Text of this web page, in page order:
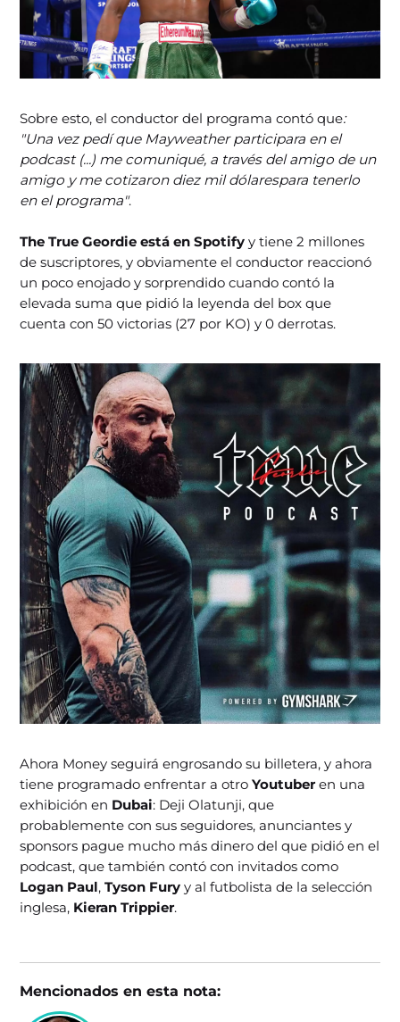
Sobre esto, el conductor del programa contó que:
"Una vez pedí que Mayweather participara en el
podcast (...) me comuniqué, a través del amigo de un
amigo y me cotizaron diez mil dólarespara tenerlo
en el programa".
The True Geordie está en Spotifyy tiene 2 millones
de suscriptores, y obviamente el conductor reaccionó
un poco enojado y sorprendido cuando contó la
elevada suma que pidió la leyenda del box que
cuenta con 50 victorias (27 por KO) y 0 derrotas.
Ahora Money seguirá engrosando su billetera, y ahora
tiene programado enfrentar a otroYoutuberen una
exhibición en Dubai: Deji Olatunji, que
probablemente con sus seguidores, anunciantes y
sponsors pague mucho más dinero del que pidió en el
podcast, que también contó con invitados como
Logan Paul,Tyson Fury y al futbolista de la selección
inglesa, Kieran Trippier.
Mencionados en esta nota: